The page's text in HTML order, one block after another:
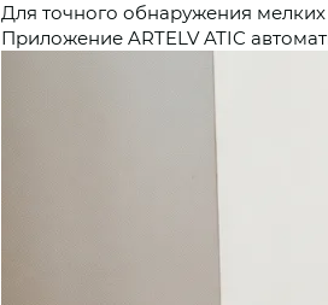
Для точного обнаружения
Приложение ARTELV ATIC